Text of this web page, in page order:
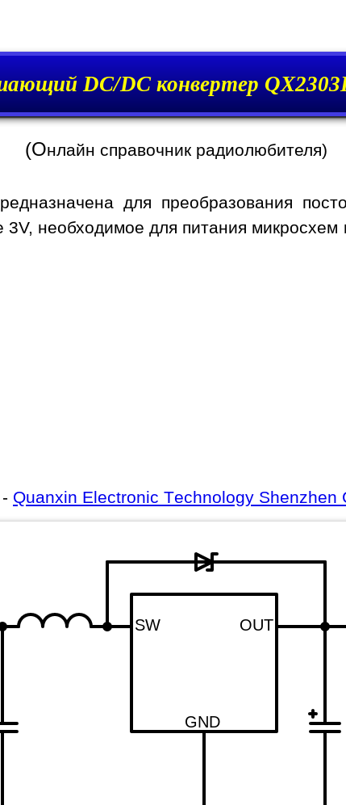
DC/DC конвертер
(Онлайн справочник радиолюбителя)
для преобразования
3V, необходимое для питания микросхем
Quanxin Electronic Technology Shenzhen
SW OUT
GND